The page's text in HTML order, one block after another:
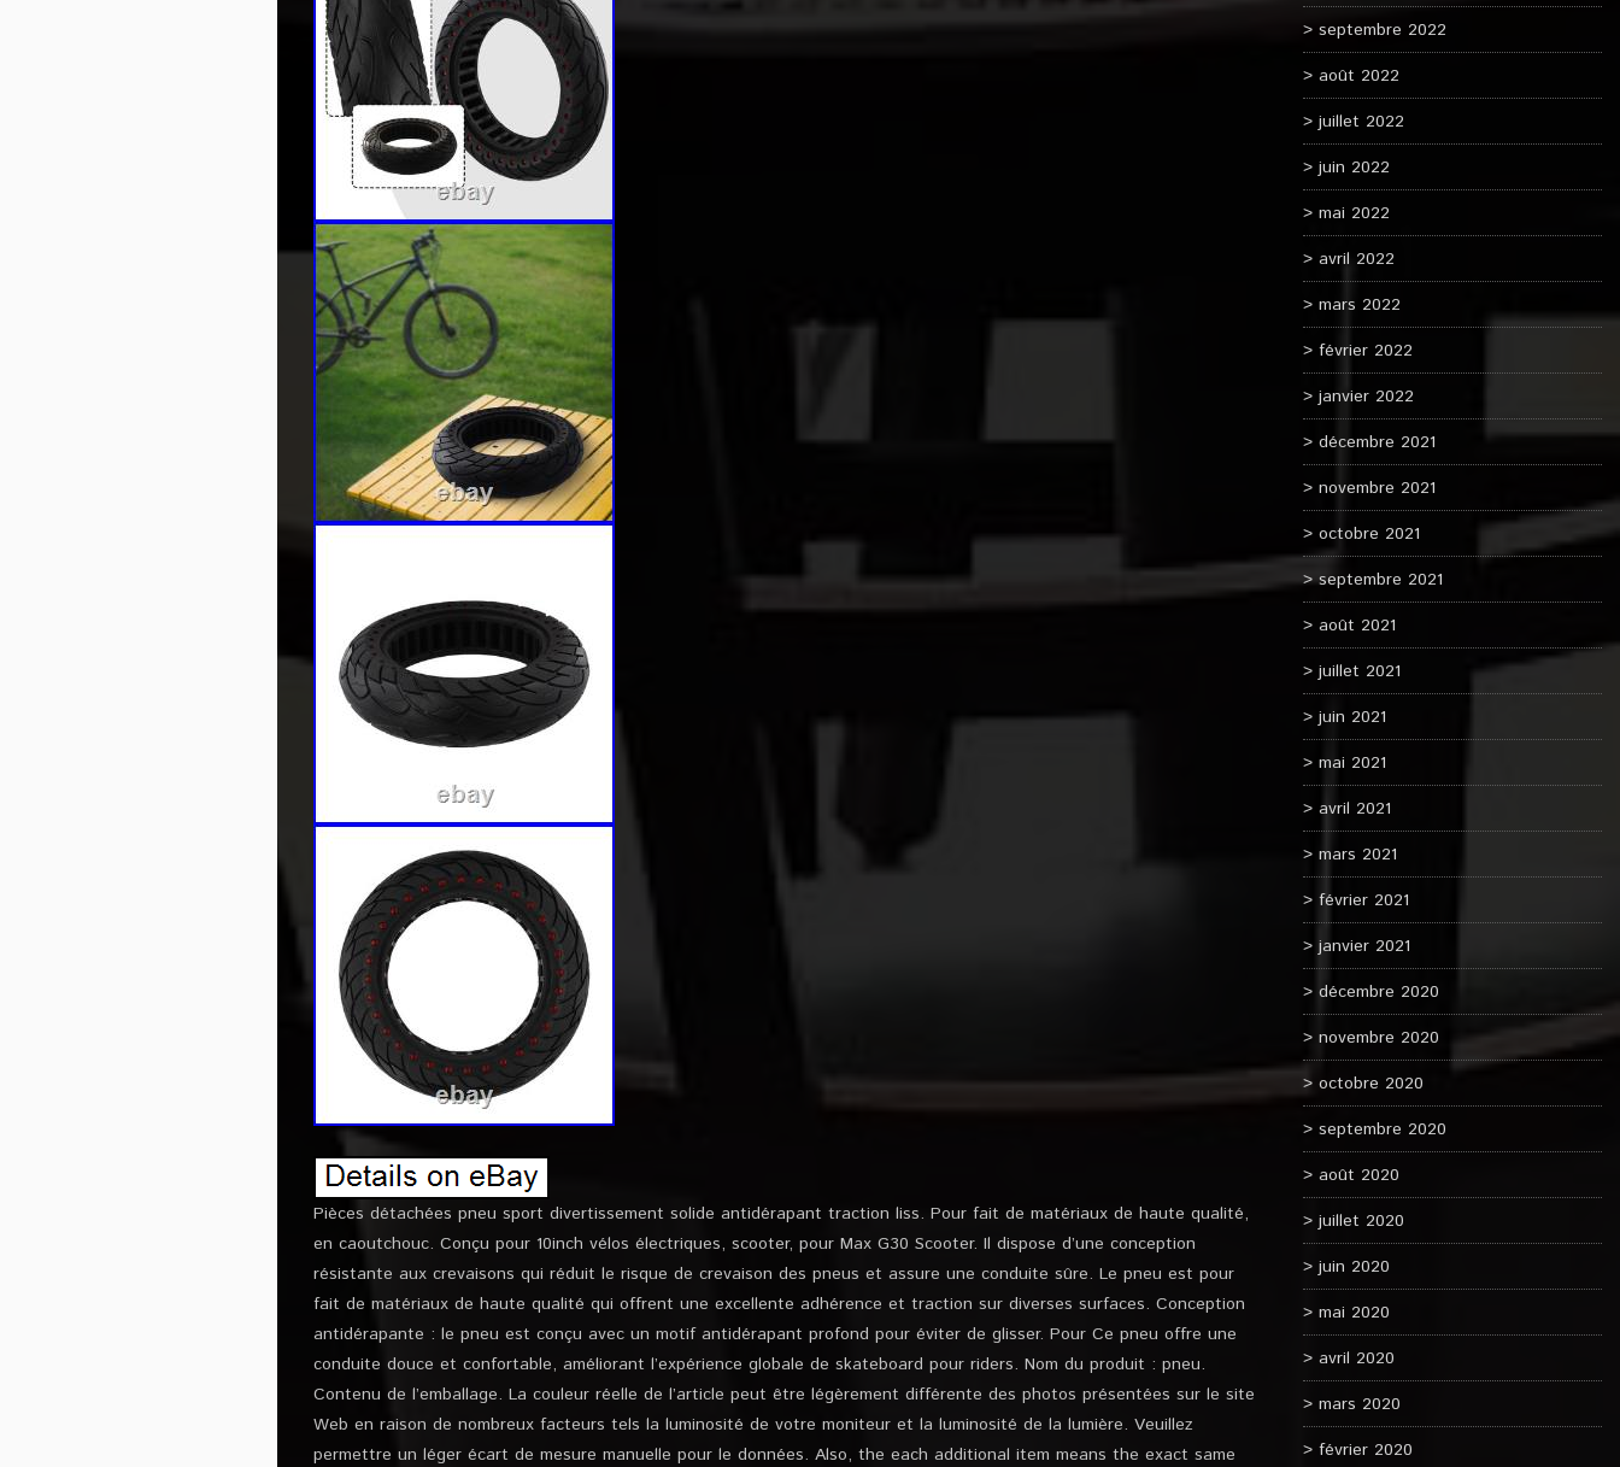
Pièces détachées pneu sport divertissement solide antidérapant traction liss. Pour fait de matériaux de haute qualité,
en caoutchouc. Conçu pour 10inch vélos électriques, scooter, pour Max G30 Scooter. Il dispose d’une conception
résistante aux crevaisons qui réduit le risque de crevaison des pneus et assure une conduite sûre. Le pneu est pour
fait de matériaux de haute qualité qui offrent une excellente adhérence et traction sur diverses surfaces. Conception
antidérapante : le pneu est conçu avec un motif antidérapant profond pour éviter de glisser. Pour Ce pneu offre une
conduite douce et confortable, améliorant l’expérience globale de skateboard pour riders. Nom du produit : pneu.
Contenu de l’emballage. La couleur réelle de l’article peut être légèrement différente des photos présentées sur le site
Web en raison de nombreux facteurs tels la luminosité de votre moniteur et la luminosité de la lumière. Veuillez
permettre un léger écart de mesure manuelle pour le données. Also, the each additional item means the exact same
septembre 2022
août 2022
juillet 2022
juin 2022
mai 2022
avril 2022
mars 2022
février 2022
janvier 2022
décembre 2021
novembre 2021
octobre 2021
septembre 2021
août 2021
juillet 2021
juin 2021
mai 2021
avril 2021
mars 2021
février 2021
janvier 2021
décembre 2020
novembre 2020
octobre 2020
septembre 2020
août 2020
juillet 2020
juin 2020
mai 2020
avril 2020
mars 2020
février 2020